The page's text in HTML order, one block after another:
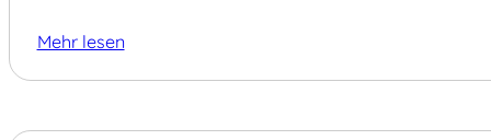
Mehr lesen